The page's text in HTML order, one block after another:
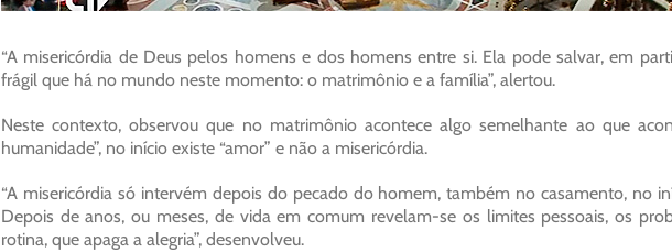
“A misericórdia de Deus pelos homens e dos homens entre si. Ela pode salvar, em
frágil que há no mundo neste momento: o matrimônio e a família”, alertou.
Neste contexto, observou que no matrimônio acontece algo semelhante ao que
humanidade”, no início existe “amor” e não a misericórdia.
“A misericórdia só intervém depois do pecado do homem, também no casamento, no
Depois de anos, ou meses, de vida em comum revelam-se os limites pessoais, os
rotina, que apaga a alegria”, desenvolveu.